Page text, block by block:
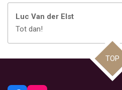
Luc Van der Elst
Tot dan!
TOP